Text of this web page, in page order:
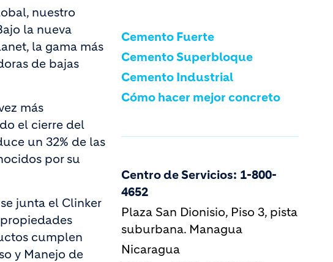
nuestro
la nueva
la gama más
de bajas
más
el cierre del
un 32% de las
por su
junta el Clinker
cumplen
y Manejo de
Cemento Fuerte
Cemento Superbloque
Cemento Industrial
Cómo hacer mejor concreto
Centro de Servicios: 1-800-
4652
Plaza San Dionisio, Piso 3, pista
suburbana. Managua
Nicaragua